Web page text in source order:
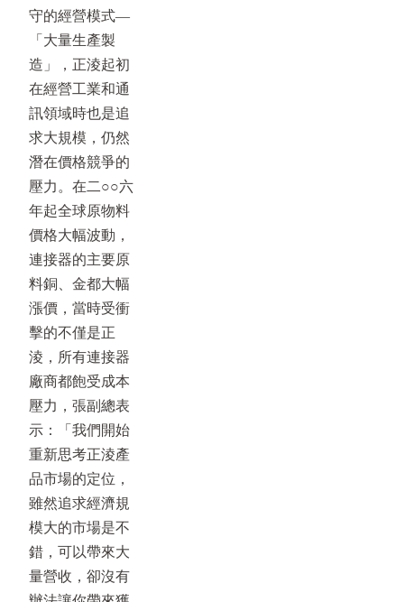
守的經營模式—
「大量生產製
造」，正淩起初
在經營工業和通
訊領域時也是追
求大規模，仍然
潛在價格競爭的
壓力。在二○○六
年起全球原物料
價格大幅波動，
連接器的主要原
料銅、金都大幅
漲價，當時受衝
擊的不僅是正
淩，所有連接器
廠商都飽受成本
壓力，張副總表
示：「我們開始
重新思考正淩產
品市場的定位，
雖然追求經濟規
模大的市場是不
錯，可以帶來大
量營收，卻沒有